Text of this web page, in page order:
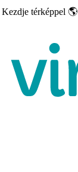
Kezdje térképpel 🌎